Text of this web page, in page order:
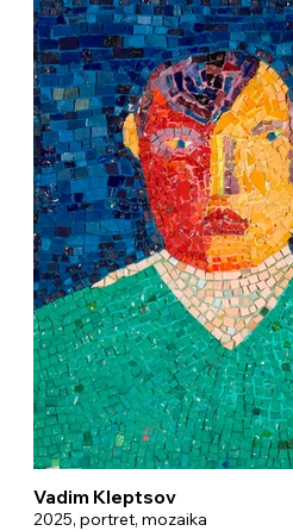
Vadim Kleptsov
2025, portret, mozaika